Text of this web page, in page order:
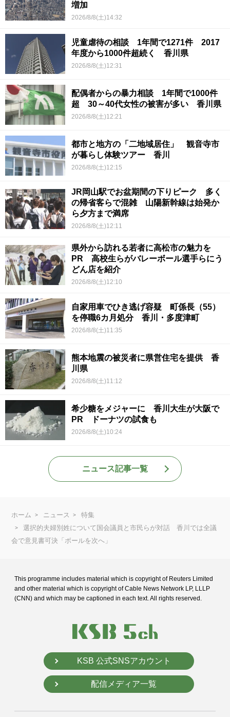
増加
2026/8/8(土)14:32
児童虐待の相談 1年間で1271件 2017
年度から1000件超続く 香川県
2026/8/8(土)12:31
配偶者からの暴力相談 1年間で1000件
超 30～40代女性の被害が多い 香川県
2026/8/8(土)12:21
都市と地方の「二地域居住」 観音寺市
が暮らし体験ツアー 香川
2026/8/8(土)12:15
JR岡山駅でお盆期間の下りピーク 多く
の帰省客らで混雑 山陽新幹線は始発か
ら夕方まで満席
2026/8/8(土)12:11
県外から訪れる若者に高松市の魅力を
PR 高校生らがバレーボール選手らにう
どん店を紹介
2026/8/8(土)12:10
自家用車でひき逃げ容疑 町係長（55）
を停職6カ月処分 香川・多度津町
2026/8/8(土)11:35
熊本地震の被災者に県営住宅を提供 香
川県
2026/8/8(土)11:12
希少糖をメジャーに 香川大生が大阪で
PR ドーナツの試食も
2026/8/8(土)10:24
ニュース記事一覧
ホーム ニュース
特集
選択的夫婦別姓について国会議員と市民らが対話 香川では全議
会で意見書可決「ボールを次へ」
This programme includes material which is copyright of Reuters Limited
and other material which is copyright of Cable News Network LP, LLLP
(CNN) and which may be captioned in each text. All rights reserved.
KSB 公式SNSアカウント
配信メディア一覧